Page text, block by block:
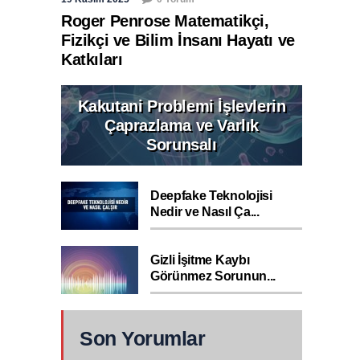
Roger Penrose Matematikçi,
Fizikçi ve Bilim İnsanı Hayatı ve
Katkıları
Kakutani Problemi İşlevlerin
Çaprazlama ve Varlık
Sorunsalı
Deepfake Teknolojisi
Nedir ve Nasıl Ça...
Gizli İşitme Kaybı
Görünmez Sorunun...
Son Yorumlar